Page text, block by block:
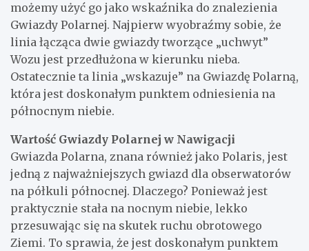
możemy użyć go jako wskaźnika do znalezienia
Gwiazdy Polarnej. Najpierw wyobraźmy sobie, że
linia łącząca dwie gwiazdy tworzące „uchwyt”
Wozu jest przedłużona w kierunku nieba.
Ostatecznie ta linia „wskazuje” na Gwiazdę Polarną,
która jest doskonałym punktem odniesienia na
północnym niebie.
Wartość Gwiazdy Polarnej w Nawigacji
Gwiazda Polarna, znana również jako Polaris, jest
jedną z najważniejszych gwiazd dla obserwatorów
na półkuli północnej. Dlaczego? Ponieważ jest
praktycznie stała na nocnym niebie, lekko
przesuwając się na skutek ruchu obrotowego
Ziemi. To sprawia, że ​​jest doskonałym punktem